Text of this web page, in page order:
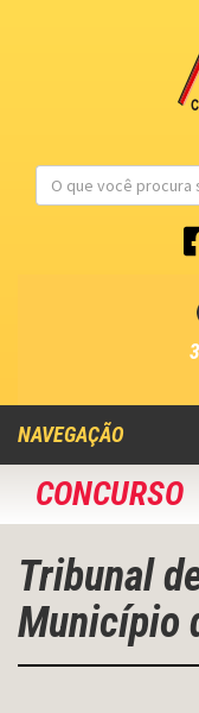
NAVEGAÇÃO
CONCURSO
Tribunal
Município